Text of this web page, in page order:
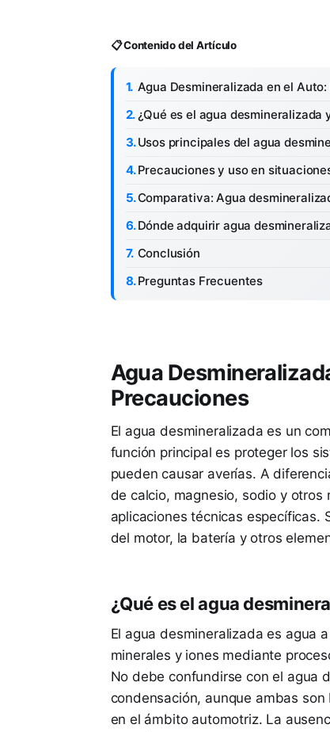
📋 Contenido del Artículo
Agua Desmineralizada en el
¿Qué es el agua desmineralizada
Usos principales del agua
Precauciones y uso en
Comparativa: Agua
Dónde adquirir agua
Conclusión
Preguntas Frecuentes
Agua
Precauciones
El agua desmineralizada es un
función principal es proteger los
pueden causar averías. A
de calcio, magnesio, sodio y otros
aplicaciones técnicas específicas.
del motor, la batería y otros
¿Qué es el agua
El agua desmineralizada es agua
minerales y iones mediante
No debe confundirse con el agua
condensación, aunque ambas
en el ámbito automotriz. La